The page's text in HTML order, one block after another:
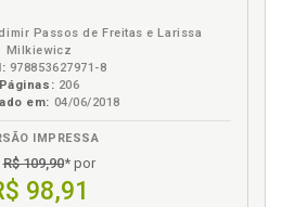
Passos de Freitas e Larissa
Milkiewicz
978853627971-8
Páginas: 206
em: 04/06/2018
IMPRESSA
R$ 109,90* por
98,91